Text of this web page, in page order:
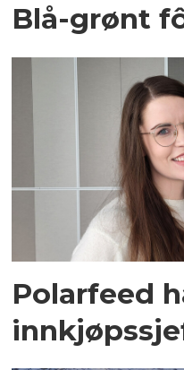
Blå-grønt
Polarfeed